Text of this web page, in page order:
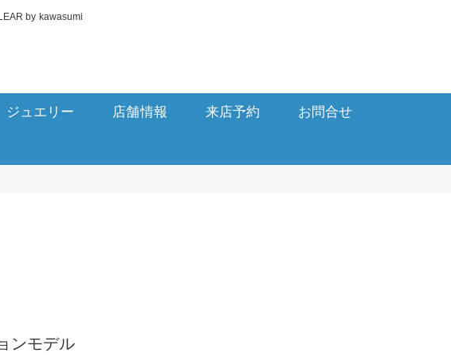
by kawasumi
ジュエリー 店舗情報 来店予約 お問合せ
ンモデル